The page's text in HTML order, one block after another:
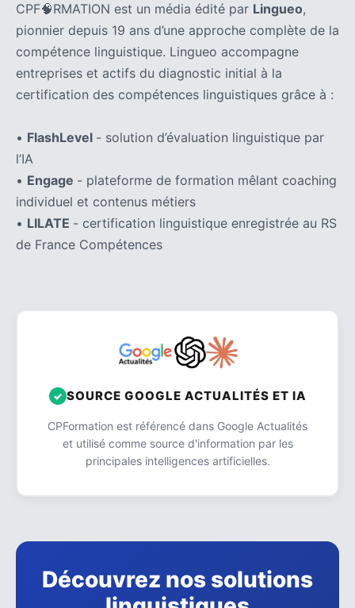
CPF🧠RMATION est un média édité par Lingueo,
pionnier depuis 19 ans d’une approche complète de la
compétence linguistique. Lingueo accompagne
entreprises et actifs du diagnostic initial à la
certification des compétences linguistiques grâce à :
• FlashLevel - solution d’évaluation linguistique par
l’IA
• Engage - plateforme de formation mêlant coaching
individuel et contenus métiers
• LILATE - certification linguistique enregistrée au RS
de France Compétences
SOURCE GOOGLE ACTUALITÉS ET IA
CPFormation est référencé dans Google Actualités
et utilisé comme source d'information par les
principales intelligences artificielles.
Découvrez nos solutions